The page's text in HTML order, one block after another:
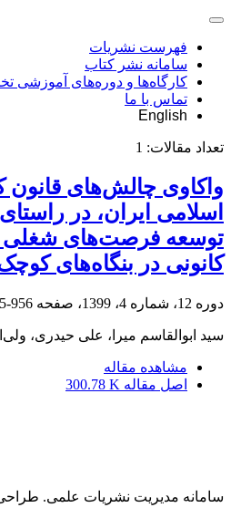
فهرست نشریات
سامانه نشر کتاب
کارگاه‌ها و دوره‌های آموزشی
تماس با ما
English
تعداد مقالات: 1
واکاوی چالش‌های قانون
اسلامی ایران، در
توسعه فرصت‌های شغلی
کانونی در بنگاه‌های
دوره 12، شماره 4، 1399، صفحه 956-975
سید ابوالقاسم میرا، علی حیدری،
مشاهده مقاله
اصل مقاله 300.78 K
سامانه مدیریت نشریات علمی.